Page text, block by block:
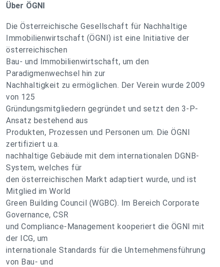
Über ÖGNI
Die Österreichische Gesellschaft für Nachhaltige
Immobilienwirtschaft (ÖGNI) ist eine Initiative der
österreichischen
Bau- und Immobilienwirtschaft, um den
Paradigmenwechsel hin zur
Nachhaltigkeit zu ermöglichen. Der Verein wurde 2009
von 125
Gründungsmitgliedern gegründet und setzt den 3-P-
Ansatz bestehend aus
Produkten, Prozessen und Personen um. Die ÖGNI
zertifiziert u.a.
nachhaltige Gebäude mit dem internationalen DGNB-
System, welches für
den österreichischen Markt adaptiert wurde, und ist
Mitglied im World
Green Building Council (WGBC). Im Bereich Corporate
Governance, CSR
und Compliance-Management kooperiert die ÖGNI mit
der ICG, um
internationale Standards für die Unternehmensführung
von Bau- und